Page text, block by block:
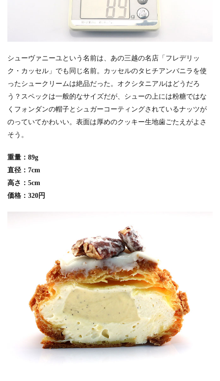
シューヴァニーユという名前は、あの三越の名店「フレデリッ
ク・カッセル」でも同じ名前。カッセルのタヒチアンバニラを使
ったシュークリームは絶品だった。オクシタニアルはどうだろ
う？スペックは一般的なサイズだが、シューの上には粉糖ではな
くフォンダンの帽子とシュガーコーティングされているナッツが
のっていてかわいい。表面は厚めのクッキー生地歯ごたえがよさ
そう。
重量：89g
直径：7cm
高さ：5cm
価格：320円